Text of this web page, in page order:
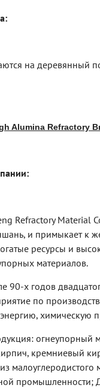
на деревянный
Refractory Material
и примыкает к
ресурсы и
материалов.
90-х годов
по
химическую
огнеупорный
кремниевый
промышленности;